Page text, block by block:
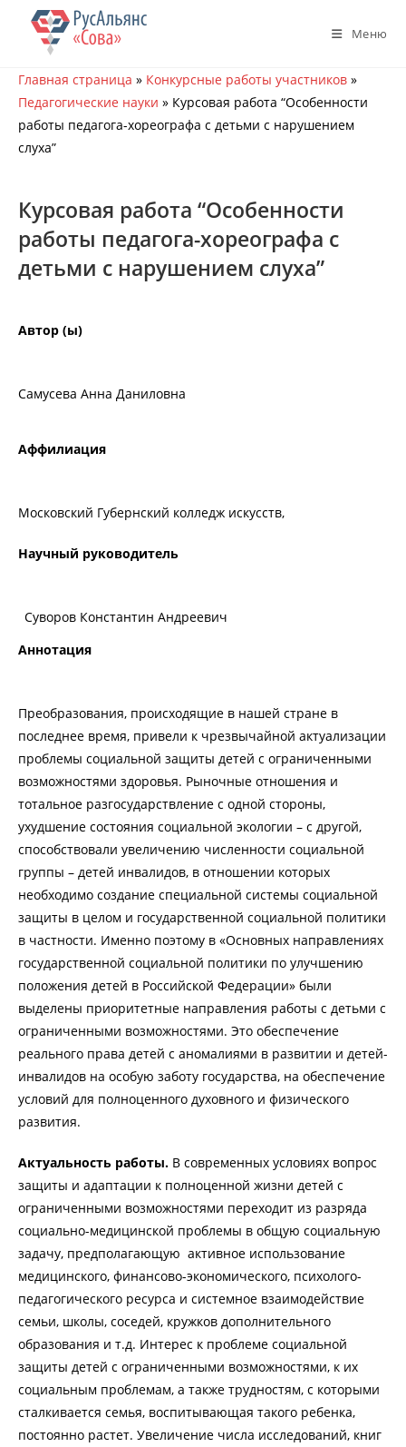
Перейти
содержимому
Меню
Главная страница » Конкурсные работы участников »
Педагогические науки » Курсовая работа “Особенности
работы педагога-хореографа с детьми с нарушением
слуха”
Курсовая работа “Особенности
работы педагога-хореографа с
детьми с нарушением слуха”
Автор (ы)
Самусева Анна Даниловна
Аффилиация
Московский Губернский колледж искусств,
Научный руководитель
Суворов Константин Андреевич
Аннотация
Преобразования, происходящие в нашей стране в
последнее время, привели к чрезвычайной актуализации
проблемы социальной защиты детей с ограниченными
возможностями здоровья. Рыночные отношения и
тотальное разгосударствление с одной стороны,
ухудшение состояния социальной экологии – с другой,
способствовали увеличению численности социальной
группы – детей инвалидов, в отношении которых
необходимо создание специальной системы социальной
защиты в целом и государственной социальной политики
в частности. Именно поэтому в «Основных направлениях
государственной социальной политики по улучшению
положения детей в Российской Федерации» были
выделены приоритетные направления работы с детьми с
ограниченными возможностями. Это обеспечение
реального права детей с аномалиями в развитии и детей-
инвалидов на особую заботу государства, на обеспечение
условий для полноценного духовного и физического
развития.
Актуальность работы. В современных условиях вопрос
защиты и адаптации к полноценной жизни детей с
ограниченными возможностями переходит из разряда
социально-медицинской проблемы в общую социальную
задачу, предполагающую активное использование
медицинского, финансово-экономического, психолого-
педагогического ресурса и системное взаимодействие
семьи, школы, соседей, кружков дополнительного
образования и т.д. Интерес к проблеме социальной
защиты детей с ограниченными возможностями, к их
социальным проблемам, а также трудностям, с которыми
сталкивается семья, воспитывающая такого ребенка,
постоянно растет. Увеличение числа исследований, книг